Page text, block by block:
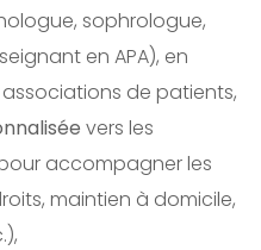
sophrologue,
en APA), en
de patients,
vers les
accompagner les
maintien à domicile,